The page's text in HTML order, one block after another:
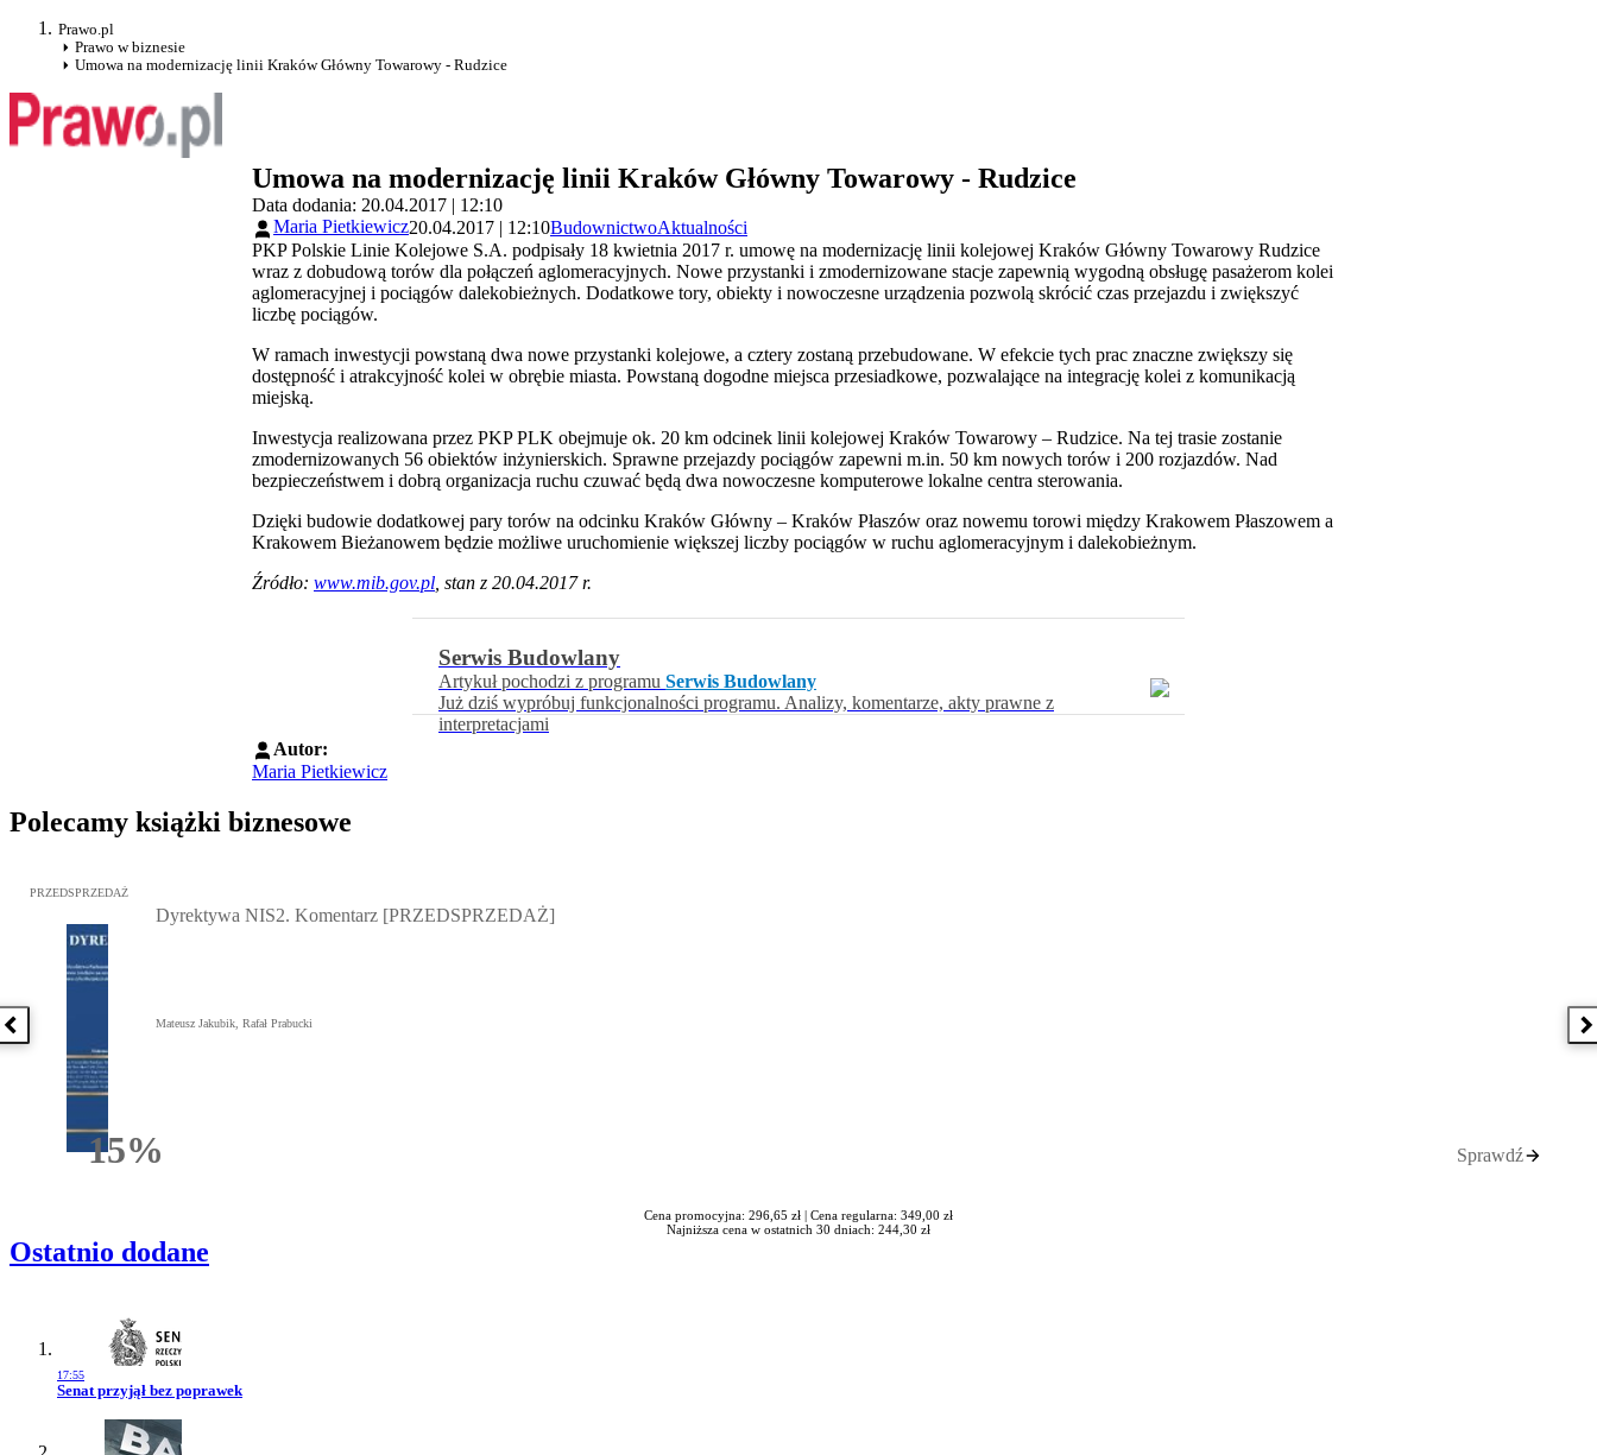
Prawo.pl
Prawo w biznesie
Umowa na modernizację linii Kraków Główny Towarowy - Rudzice
Umowa na modernizację linii Kraków Główny Towarowy - Rudzice
Data dodania: 20.04.2017 | 12:10
Maria Pietkiewicz20.04.2017 | 12:10BudownictwoAktualności
PKP Polskie Linie Kolejowe S.A. podpisały 18 kwietnia 2017 r. umowę na modernizację linii kolejowej Kraków Główny Towarowy Rudzice
wraz z dobudową torów dla połączeń aglomeracyjnych. Nowe przystanki i zmodernizowane stacje zapewnią wygodną obsługę pasażerom kolei
aglomeracyjnej i pociągów dalekobieżnych. Dodatkowe tory, obiekty i nowoczesne urządzenia pozwolą skrócić czas przejazdu i zwiększyć
liczbę pociągów.
W ramach inwestycji powstaną dwa nowe przystanki kolejowe, a cztery zostaną przebudowane. W efekcie tych prac znaczne zwiększy się
dostępność i atrakcyjność kolei w obrębie miasta. Powstaną dogodne miejsca przesiadkowe, pozwalające na integrację kolei z komunikacją
miejską.
Inwestycja realizowana przez PKP PLK obejmuje ok. 20 km odcinek linii kolejowej Kraków Towarowy – Rudzice. Na tej trasie zostanie
zmodernizowanych 56 obiektów inżynierskich. Sprawne przejazdy pociągów zapewni m.in. 50 km nowych torów i 200 rozjazdów. Nad
bezpieczeństwem i dobrą organizacja ruchu czuwać będą dwa nowoczesne komputerowe lokalne centra sterowania.
Dzięki budowie dodatkowej pary torów na odcinku Kraków Główny – Kraków Płaszów oraz nowemu torowi między Krakowem Płaszowem a
Krakowem Bieżanowem będzie możliwe uruchomienie większej liczby pociągów w ruchu aglomeracyjnym i dalekobieżnym.
Źródło: www.mib.gov.pl , stan z 20.04.2017 r.
Serwis Budowlany
Artykuł pochodzi z programu Serwis Budowlany
Już dziś wypróbuj funkcjonalności programu. Analizy, komentarze, akty prawne z
interpretacjami
Autor:
Maria Pietkiewicz
Polecamy książki biznesowe
Poprzednia książka
Przejdź do: Dyrektywa NIS2. Komentarz [PRZEDSPRZEDAŻ], Mateusz Jakubik, Rafał Prabucki - otwiera się w nowym oknie
PRZEDSPRZEDAŻ
15%Rabatu
Dyrektywa NIS2. Komentarz [PRZEDSPRZEDAŻ]
Mateusz Jakubik, Rafał Prabucki
Sprawdź
Cena promocyjna: 296,65 zł | Cena regularna: 349,00 zł
Najniższa cena w ostatnich 30 dniach: 244,30 zł
Ostatnio dodane
17:55
Przejdź do artykułu:
Senat przyjął bez poprawek